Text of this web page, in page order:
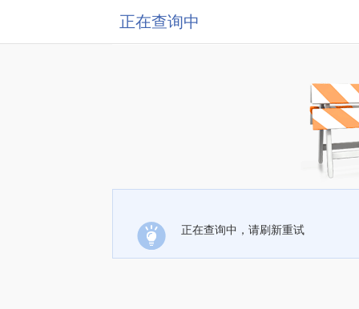
正在查询中
正在查询中，请刷新重试